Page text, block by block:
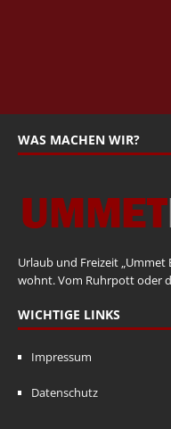
WAS MACHEN WIR?
Urlaub und Freizeit „Ummet
wohnt. Vom Ruhrpott oder
WICHTIGE LINKS
Impressum
Datenschutz